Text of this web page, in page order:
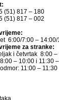
(51) 817 – 180
(51) 817 – 002
6:00/7:00 – 14:00/
za stranke:
i četvrtak 8:00 –
– 10:00 i 11:30
11:00 – 11:30